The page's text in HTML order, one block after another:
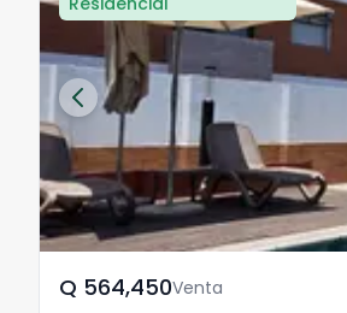
Q	564,450Venta